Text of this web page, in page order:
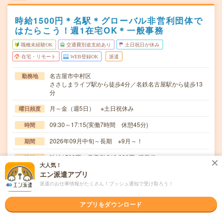
時給1500円＊名駅＊グローバル非営利団体で
はたらこう！週1在宅OK＊一般事務
職種未経験OK 交通費別途支給あり 土日祝日が休み
在宅・リモート WEB登録OK 派遣
勤務地
名古屋市中村区
ささしまライブ駅から徒歩4分／名鉄名古屋駅から徒歩13
分
曜日頻度 月～金（週5日） ※土日祝休み
時間 09:30～17:15(実働7時間 休憩45分)
期間 2026年09月中旬～長期 ※9月～！
時給 時給1500円 月収例 210,000円+残業代
交通費
全額支給
仕事内容
＊広報支援業務（HP更新 記事作成サポート）＊セミナー
運営のサポート＊社内経費の処理 経理システムへ…
大人気！
エン派遣アプリ
派遣のお仕事情報がたくさん！プッシュ通知で受け取ろう！
アプリをダウンロード